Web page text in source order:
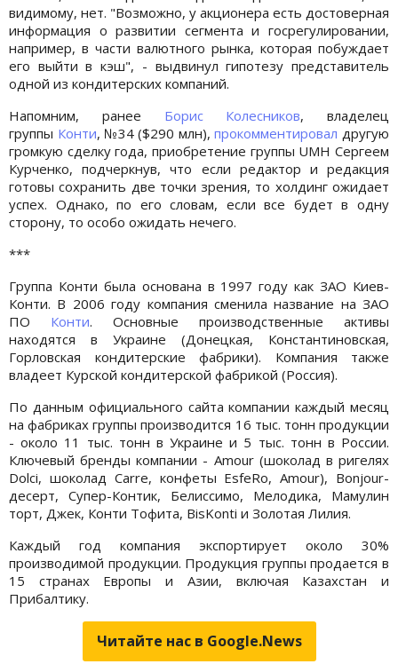
видимому, нет. "Возможно, у акционера есть достоверная
информация о развитии сегмента и госрегулировании,
например, в части валютного рынка, которая побуждает
его выйти в кэш", - выдвинул гипотезу представитель
одной из кондитерских компаний.
Напомним, ранее Борис Колесников, владелец
группы Конти, №34 ($290 млн),прокомментировал другую
громкую сделку года, приобретение группы UMH Сергеем
Курченко, подчеркнув, что если редактор и редакция
готовы сохранить две точки зрения, то холдинг ожидает
успех. Однако, по его словам, если все будет в одну
сторону, то особо ожидать нечего.
***
Группа Конти была основана в 1997 году как ЗАО Киев-
Конти. В 2006 году компания сменила название на ЗАО
ПО Конти. Основные производственные активы
находятся в Украине (Донецкая, Константиновская,
Горловская кондитерские фабрики). Компания также
владеет Курской кондитерской фабрикой (Россия).
По данным официального сайта компании каждый месяц
на фабриках группы производится 16 тыс. тонн продукции
- около 11 тыс. тонн в Украине и 5 тыс. тонн в России.
Ключевый бренды компании - Amour (шоколад в ригелях
Dolci, шоколад Carre, конфеты EsfeRo, Amour), Bonjour-
десерт, Супер-Контик, Белиссимо, Мелодика, Мамулин
торт, Джек, Конти Тофита, BisKonti и Золотая Лилия.
Каждый год компания экспортирует около 30%
производимой продукции. Продукция группы продается в
15 странах Европы и Азии, включая Казахстан и
Прибалтику.
Читайте нас в Google.News